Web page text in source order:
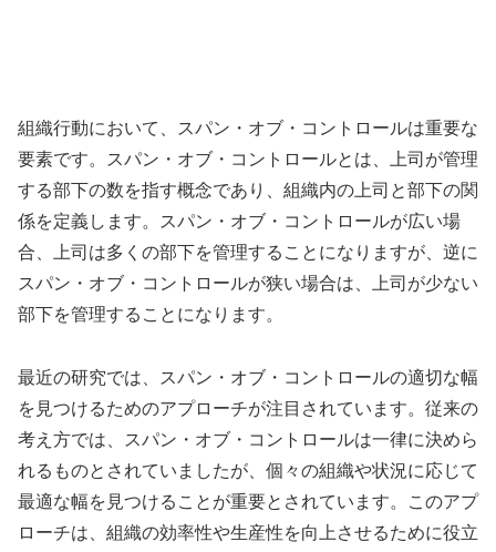
組織行動において、スパン・オブ・コントロールは重要な
要素です。スパン・オブ・コントロールとは、上司が管理
する部下の数を指す概念であり、組織内の上司と部下の関
係を定義します。スパン・オブ・コントロールが広い場
合、上司は多くの部下を管理することになりますが、逆に
スパン・オブ・コントロールが狭い場合は、上司が少ない
部下を管理することになります。
最近の研究では、スパン・オブ・コントロールの適切な幅
を見つけるためのアプローチが注目されています。従来の
考え方では、スパン・オブ・コントロールは一律に決めら
れるものとされていましたが、個々の組織や状況に応じて
最適な幅を見つけることが重要とされています。このアプ
ローチは、組織の効率性や生産性を向上させるために役立